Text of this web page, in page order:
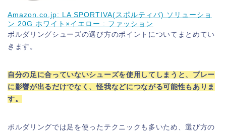
Amazon.co.jp: LA SPORTIVA(スポルティバ) ソリューショ
ン 20G ホワイト×イエロー : ファッション
ボルダリングシューズの選び方のポイントについてまとめてい
きます。
自分の足に合っていないシューズを使用してしまうと、プレー
に影響が出るだけでなく、怪我などにつながる可能性もありま
す。
ボルダリングでは足を使ったテクニックも多いため、選び方の